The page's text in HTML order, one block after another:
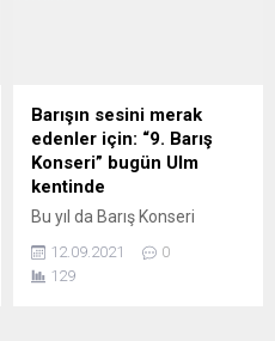
12 Kasım tarihlerinde
düzenlenmesi planlanan 26.
Taraflar Konferansı (COP26)
öncesinde pozitif bir sinyal
Paris Anlaşması’nın
onaylanmasından memnun
olduğunu...
Barışın sesini merak
edenler için: “9. Barış
Konseri” bugün Ulm
kentinde
Bu yıl da Barış Konseri
adada gerçekleşecek. Uçan
Gitarist lakabıyla ünlenen
12.09.2021
0
129